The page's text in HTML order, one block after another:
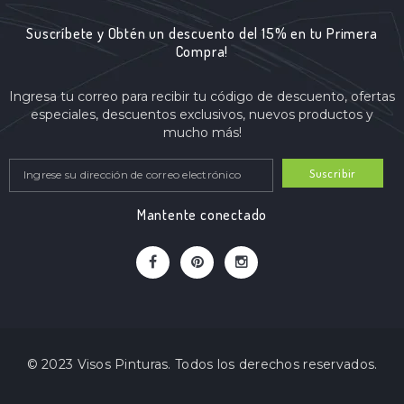
Suscríbete y Obtén un descuento del 15% en tu Primera
Compra!
Ingresa tu correo para recibir tu código de descuento, ofertas
especiales, descuentos exclusivos, nuevos productos y
mucho más!
Suscribir
Mantente conectado
© 2023 Visos Pinturas. Todos los derechos reservados.